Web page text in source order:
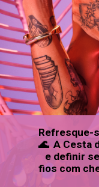
Refresque-
🌊 A Cesta
e definir
fios com